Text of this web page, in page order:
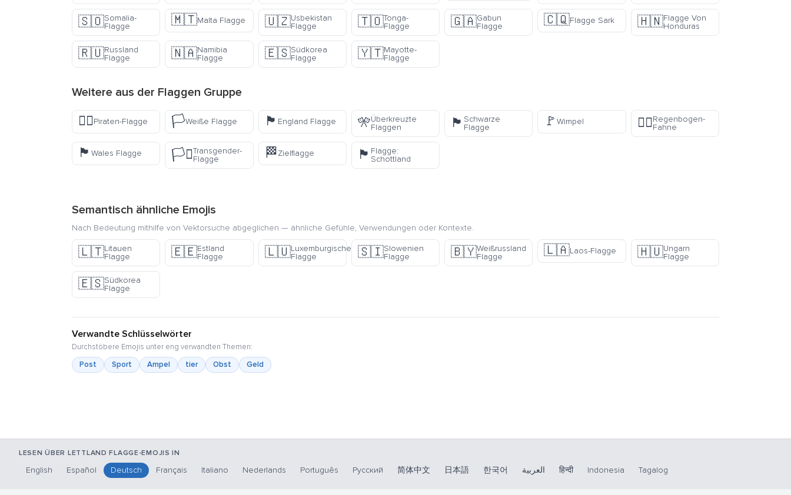
🇸🇴Somalia-
Flagge
🇲🇹Malta Flagge 🇺🇿Usbekistan
Flagge
🇹🇴Tonga-
Flagge
🇬🇦Gabun
Flagge
🇨🇶Flagge Sark 🇭🇳Flagge Von
Honduras
🇷🇺Russland
Flagge
🇳🇦Namibia
Flagge
🇪🇸Südkorea
Flagge
🇾🇹Mayotte-
Flagge
Weitere aus der Flaggen Gruppe
🏴‍☠️Piraten-Flagge 🏳️Weiße Flagge 🏴󠁧󠁢󠁥󠁮󠁧󠁿 England Flagge 🎌Überkreuzte
Flaggen
🏴 Schwarze
Flagge
🚩Wimpel 🏳️‍🌈Regenbogen-
Fahne
🏴󠁧󠁢󠁷󠁬󠁳󠁿 Wales Flagge 🏳️‍⚧️Transgender-
Flagge
🏁Zielflagge 🏴󠁧󠁢󠁳󠁣󠁴󠁿 Flagge:
Schottland
Semantisch ähnliche Emojis
Nach Bedeutung mithilfe von Vektorsuche abgeglichen — ähnliche Gefühle, Verwendungen oder Kontexte.
🇱🇹Litauen
Flagge
🇪🇪Estland
Flagge
🇱🇺Luxemburgische
Flagge
🇸🇮Slowenien
Flagge
🇧🇾Weißrussland
Flagge
🇱🇦Laos-Flagge 🇭🇺Ungarn
Flagge
🇪🇸Südkorea
Flagge
Verwandte Schlüsselwörter
Durchstöbere Emojis unter eng verwandten Themen:
Post
Sport Ampel tier Obst Geld
LESEN ÜBER LETTLAND FLAGGE-EMOJIS IN
English Español Deutsch Français Italiano Nederlands Português Русский 简体中文 日本語 한국어 العربية हिन्दी Indonesia Tagalog